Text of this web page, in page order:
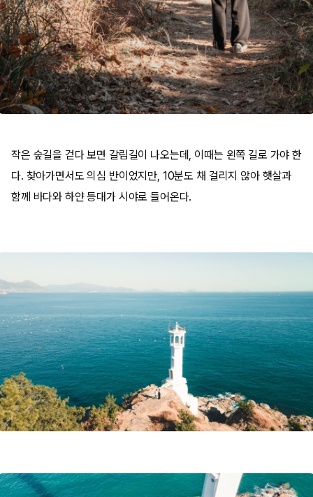
작은 숲길을 걷다 보면 갈림길이 나오는데, 이때는 왼쪽 길로 가야 한
다. 찾아가면서도 의심 반이었지만, 10분도 채 걸리지 않아 햇살과
함께 바다와 하얀 등대가 시야로 들어온다.